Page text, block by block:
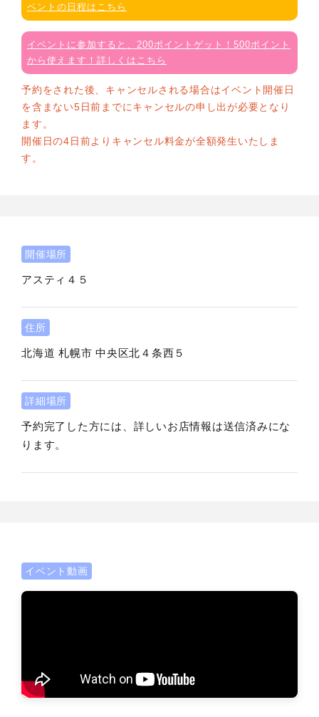
ベントの日程はこちら
イベントに参加すると、200ポイントゲット！500ポイント
から使えます！詳しくはこちら
予約をされた後、キャンセルされる場合はイベント開催日
を含まない5日前までにキャンセルの申し出が必要となり
ます。
開催日の4日前よりキャンセル料金が全額発生いたしま
す。
開催場所
アスティ４５
住所
北海道 札幌市 中央区北４条西５
詳細場所
予約完了した方には、詳しいお店情報は送信済みにな
ります。
イベント動画